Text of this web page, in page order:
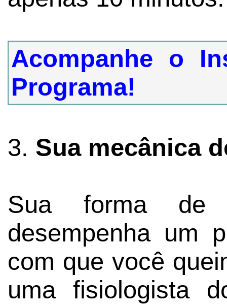
Acompanhe o
Programa!
3. Sua mecânica
Sua forma de
desempenha um
com que você
uma fisiologista